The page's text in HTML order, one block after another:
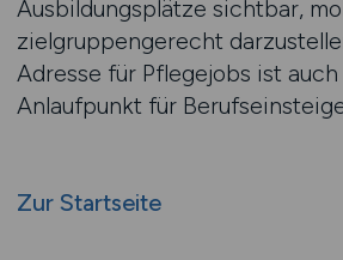
Ausbildungsplätze sichtbar,
zielgruppengerecht
Adresse für Pflegejobs ist
Anlaufpunkt für
Zur Startseite